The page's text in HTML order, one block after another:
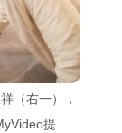
（右一），
提